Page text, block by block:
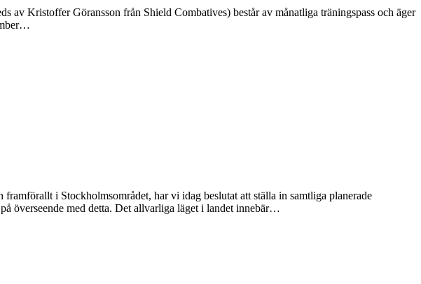
Kristoffer Göransson från Shield Combatives) består av månatliga träningspass och äger
…
i Stockholmsområdet, har vi idag beslutat att ställa in samtliga planerade
överseende med detta. Det allvarliga läget i landet innebär…